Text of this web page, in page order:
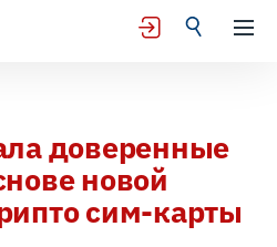
доверенные
новой
сим-карты